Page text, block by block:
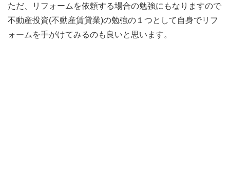
ただ、リフォームを依頼する場合の勉強にもなりますので
不動産投資(不動産賃貸業)の勉強の１つとして自身でリフ
ォームを手がけてみるのも良いと思います。